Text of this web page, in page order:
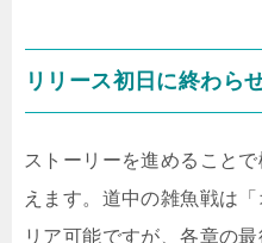
リリース初日に終わら
ストーリーを進めること
えます。道中の雑魚戦は
リア可能ですが、各章の